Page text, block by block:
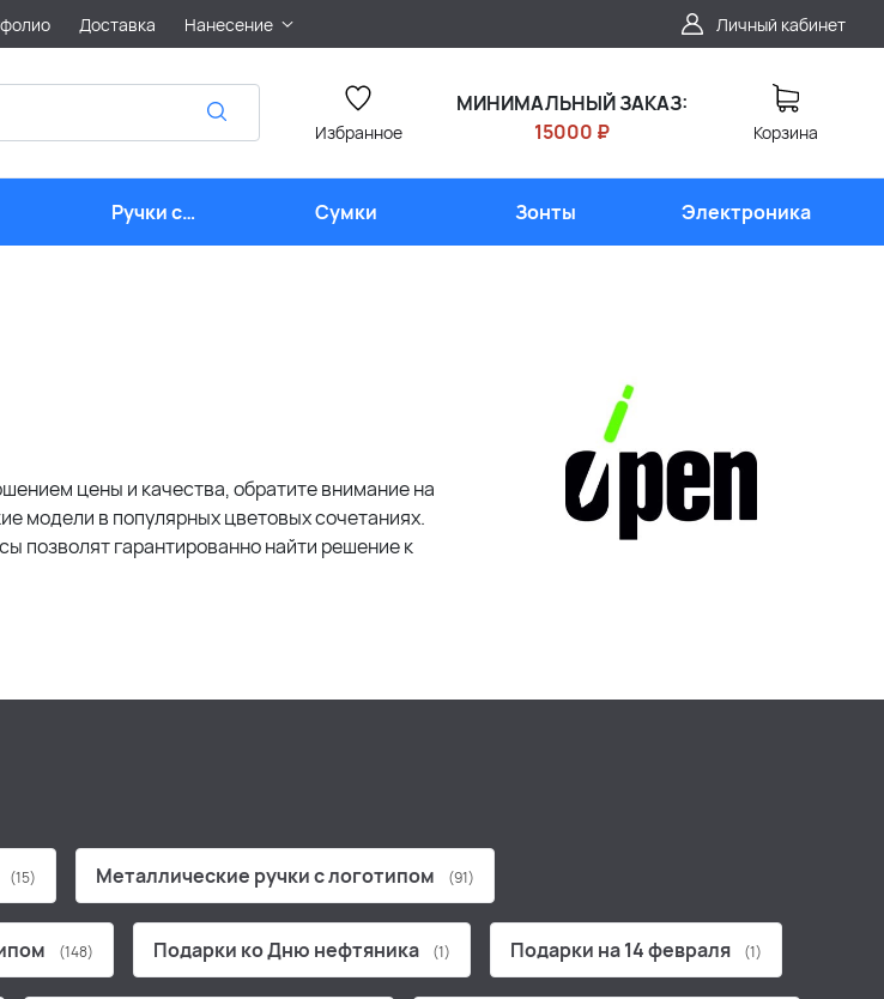
Доставка Нанесение Личный кабинет
Избранное
МИНИМАЛЬНЫЙ ЗАКАЗ:
15000 ₽
Корзина
Ручки с
логотипом
Сумки Зонты Электроника
цены и качества, обратите внимание на
модели в популярных цветовых сочетаниях.
позволят гарантированно найти решение к
(15) Металлические ручки с логотипом (91)
(148) Подарки ко Дню нефтяника (1) Подарки на 14 февраля (1)